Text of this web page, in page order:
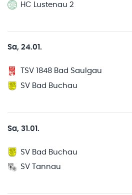
HC Lustenau 2
Sa, 24.01.
TSV 1848 Bad Saulgau
SV Bad Buchau
Sa, 31.01.
SV Bad Buchau
SV Tannau